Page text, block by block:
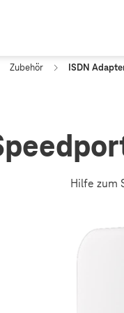
Zubehör ISDN
Hilfe zum